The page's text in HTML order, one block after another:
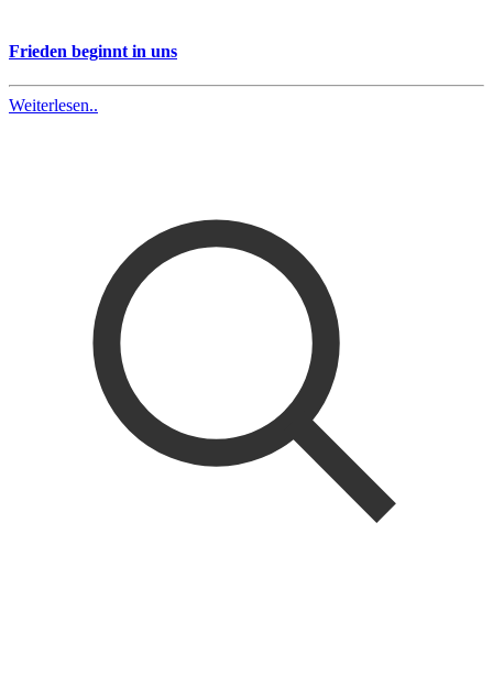
Frieden beginnt in uns
Weiterlesen..